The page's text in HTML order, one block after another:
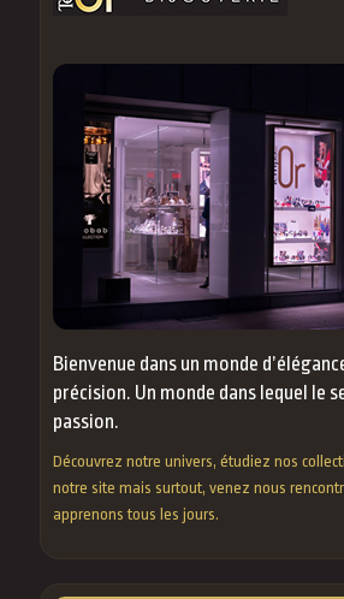
Bienvenue dans un monde
précision. Un monde dans lequel le
passion.
Découvrez notre univers, étudiez nos
notre site mais surtout, venez nous
apprenons tous les jours.